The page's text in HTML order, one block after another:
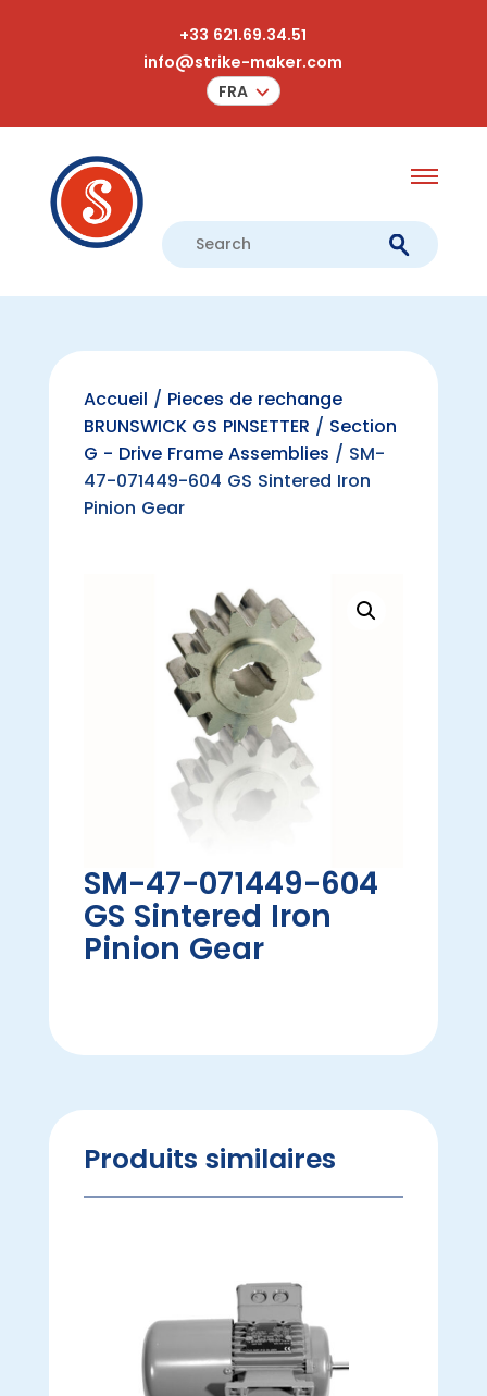
+33 621.69.34.51
info@strike-maker.com
FRA
Accueil / Pieces de rechange
BRUNSWICK GS PINSETTER / Section
G - Drive Frame Assemblies / SM-
47-071449-604 GS Sintered Iron
Pinion Gear
SM-47-071449-604
GS Sintered Iron
Pinion Gear
Produits similaires